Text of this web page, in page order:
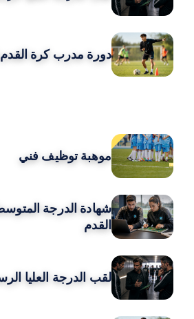
دورة مدرب كرة القدم
موهبة توظيف فني
شهادة الدرجة
القدم
لقب الدرجة العليا